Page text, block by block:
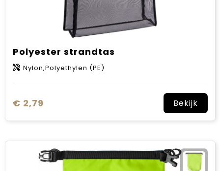
Polyester strandtas
Nylon,Polyethylen (PE)
€ 2,79 Bekijk